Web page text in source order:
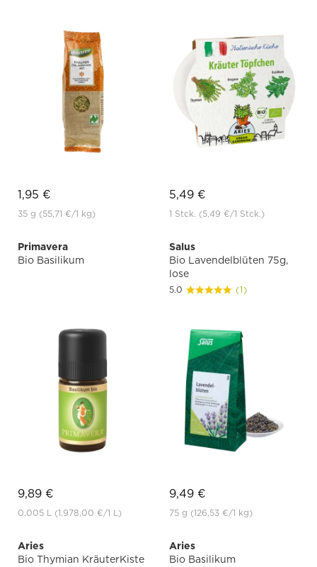
1,95 €
35 g (55,71 €/1 kg)
5,49 €
1 Stck. (5,49 €/1 Stck.)
Primavera
Bio Basilikum
9,89 €
0.005 L (1.978,00 €/1 L)
Salus
Bio Lavendelblüten 75g,
lose
5.0 (1)
9,49 €
75 g (126,53 €/1 kg)
Aries
Bio Thymian KräuterKiste
Aries
Bio Basilikum